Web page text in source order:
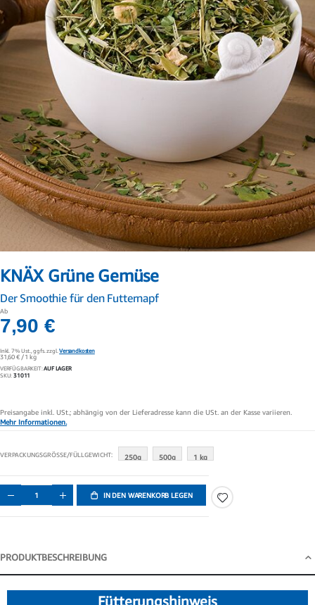
der
springen
KNÄX Grüne Gemüse
Der Smoothie für den Futternapf
Ab
7,90 €
Inkl. 7% Ust.,ggfs. zzgl.Versandkosten
31,60 €/ 1 kg
VERFÜGBARKEIT:AUF LAGER
SKU 31011
Preisangabe inkl. USt.; abhängig von der Lieferadresse kann die USt. an der Kasse variieren.
Mehr Informationen.
VERPACKUNGSGRÖSSE/FÜLLGEWICHT 250g 500g 1 kg
IN DEN WARENKORB LEGEN
PRODUKTBESCHREIBUNG
ProduktbeschreibungFütterungshinweis